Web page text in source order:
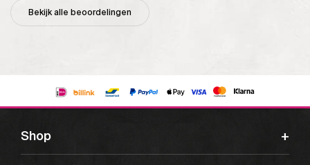
Bekijk alle beoordelingen
Shop